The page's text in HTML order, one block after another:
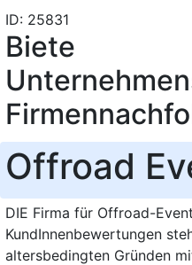
ID: 25831
Biete
Offroad
DIE Firma für Offroad-
KundInnenbewertungen
altersbedingten Gründen